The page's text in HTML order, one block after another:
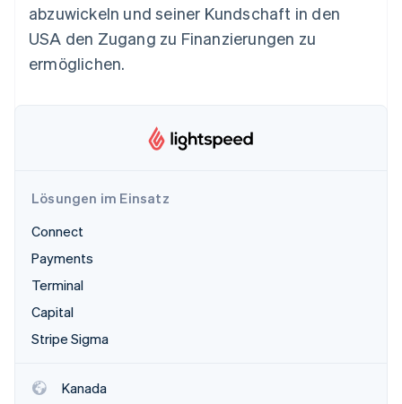
Betrugsprävention
Atlas
Start-up-Gründung
Climate
Online-Identitätsprüfung
Ecosystem
Partner
abzuwickeln und seiner Kundschaft in den
USA den Zugang zu Finanzierungen zu
ermöglichen.
Lösungen im Einsatz
Connect
Payments
Terminal
Capital
Stripe Sigma
Kanada